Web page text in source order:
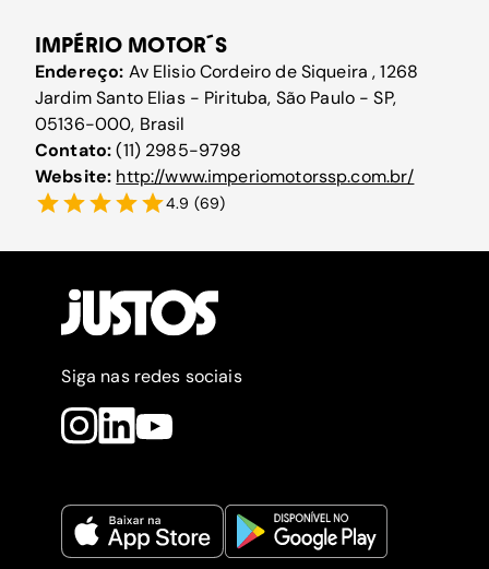
IMPÉRIO MOTOR´S
Endereço: Av Elisio Cordeiro de Siqueira , 1268
Jardim Santo Elias - Pirituba, São Paulo - SP,
05136-000, Brasil
Contato:(11) 2985-9798
Website: http://www.imperiomotorssp.com.br/
4.9 (69)
Siga nas redes sociais